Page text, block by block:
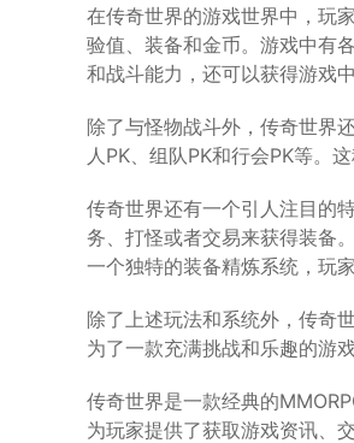
在传奇世界的游戏世界中，玩
验值、装备和金币。游戏中有
和战斗能力，还可以获得游戏
除了与怪物战斗外，传奇世界
人PK、组队PK和行会PK等。
传奇世界还有一个引人注目的
务、打怪或者交易来获得装备
一个独特的装备精炼系统，玩
除了上述玩法和系统外，传奇
为了一款充满挑战和乐趣的游戏
传奇世界是一款经典的
为玩家提供了获取游戏资讯、